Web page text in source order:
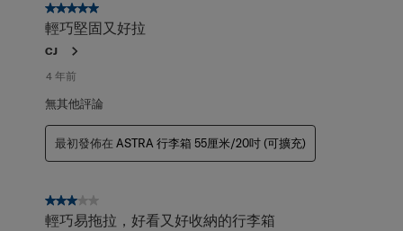
5星，共5星。
輕巧堅固又好拉
CJ
4 年前
無其他評論
最初發佈在 ASTRA 行李箱 55厘米/20吋 (可擴充)
3星，共5星。
輕巧易拖拉，好看又好收納的行李箱